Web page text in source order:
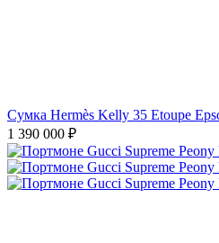
Сумка Hermès Kelly 35 Etoupe
1 390 000 ₽